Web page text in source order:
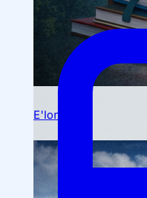
Ilmiy konferensiyalar
Talabalar ilmiy jamiyati
E'lonlar